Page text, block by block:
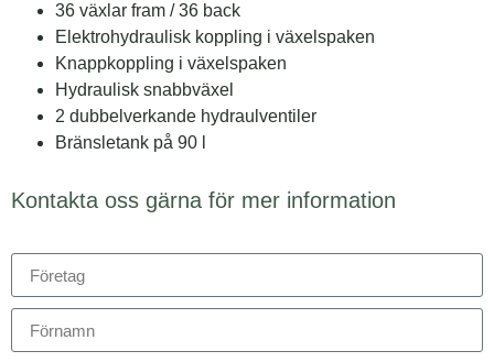
36 växlar fram / 36 back
Elektrohydraulisk koppling i växelspaken
Knappkoppling i växelspaken
Hydraulisk snabbväxel
2 dubbelverkande hydraulventiler
Bränsletank på 90 l
Kontakta oss gärna för mer information